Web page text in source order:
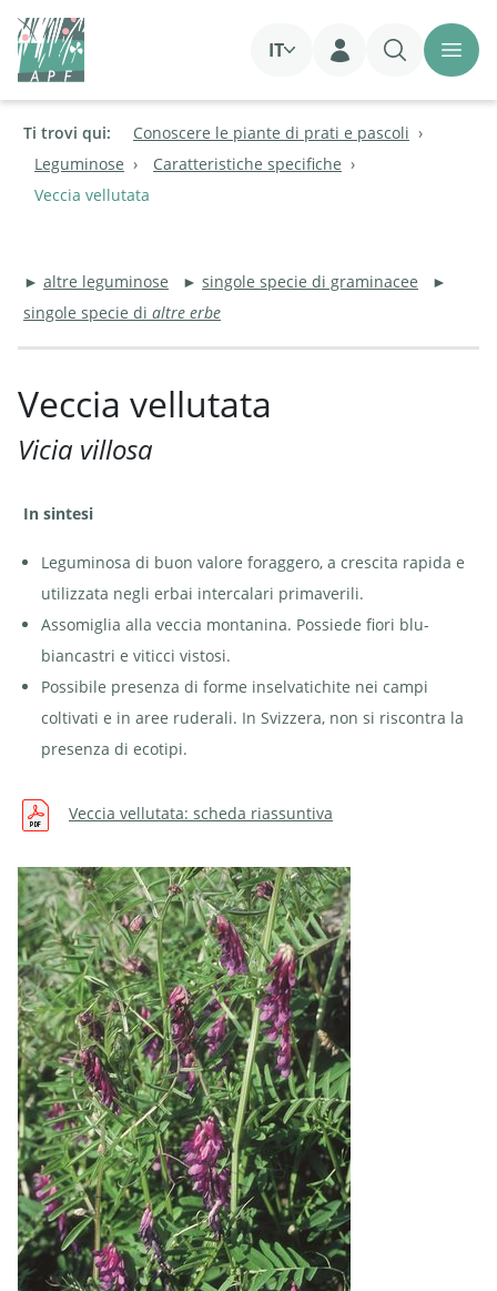
IT
Login
Ti trovi qui:
Conoscere le piante di prati e pascoli
Leguminose
Caratteristiche specifiche
Veccia vellutata
► altre leguminose ► singole specie di graminacee ►
singole specie di altre erbe
Veccia vellutata
Vicia villosa
In sintesi
Leguminosa di buon valore foraggero, a crescita rapida e
utilizzata negli erbai intercalari primaverili.
Assomiglia alla veccia montanina. Possiede fiori blu-
biancastri e viticci vistosi.
Possibile presenza di forme inselvatichite nei campi
coltivati e in aree ruderali. In Svizzera, non si riscontra la
presenza di ecotipi.
Veccia vellutata: scheda riassuntiva